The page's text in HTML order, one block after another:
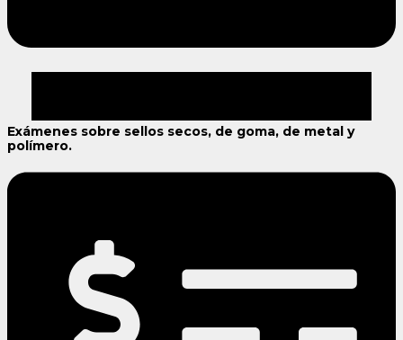
Exámenes sobre sellos secos, de goma, de metal y
polímero.